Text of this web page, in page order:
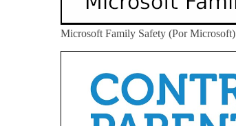
Microsoft Family Safety (Por Microsoft)